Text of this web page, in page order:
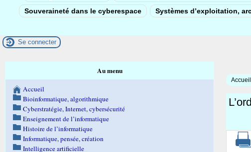
Souveraineté dans le cyberespace
Systèmes d’exploitation,
Se connecter
Accueil
Au menu
Accueil
Bioinformatique, algorithmique
Cyberstratégie, Internet, cybersécurité
Enseignement de l’informatique
Histoire de l’informatique
Informatique, pensée, création
Intelligence artificielle